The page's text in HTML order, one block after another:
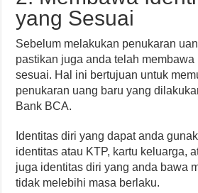
yang Sesuai
Sebelum melakukan penukaran
pastikan juga anda telah
sesuai. Hal ini bertujuan untuk
penukaran uang baru yang
Bank BCA.
Identitas diri yang dapat anda
identitas atau KTP, kartu keluarga,
juga identitas diri yang anda bawa
tidak melebihi masa berlaku.